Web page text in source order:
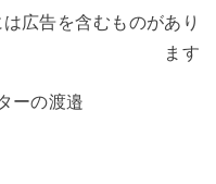
広告を含むものがあり
ます
ーの渡邉